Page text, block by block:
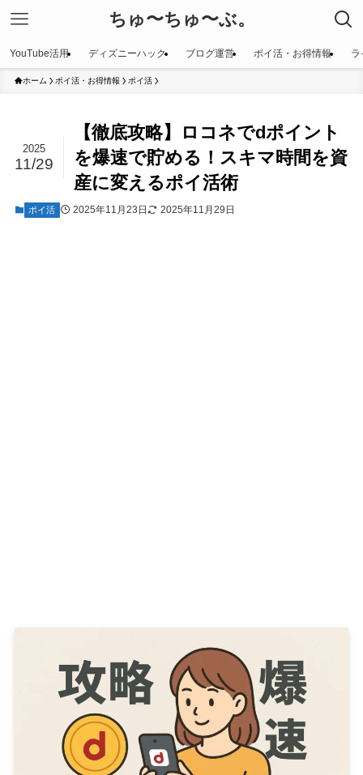
ちゅ〜ちゅ〜ぶ。
YouTube活用 ディズニーハック ブログ運営 ポイ活・お得情報
ホーム ポイ活・お得情報 ポイ活
【徹底攻略】ロコネでdポイント
を爆速で貯める！スキマ時間を資
産に変えるポイ活術
2025
11/29
ポイ活 2025年11月23日 2025年11月29日